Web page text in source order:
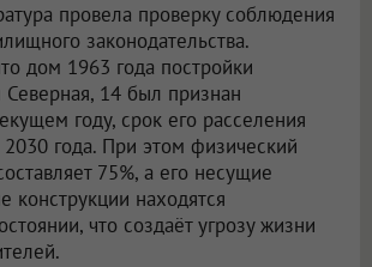
провела проверку соблюдения
законодательства.
дом 1963 года постройки
Северная, 14 был признан
году, срок его расселения
года. При этом физический
75%, а его несущие
конструкции находятся
что создаёт угрозу жизни